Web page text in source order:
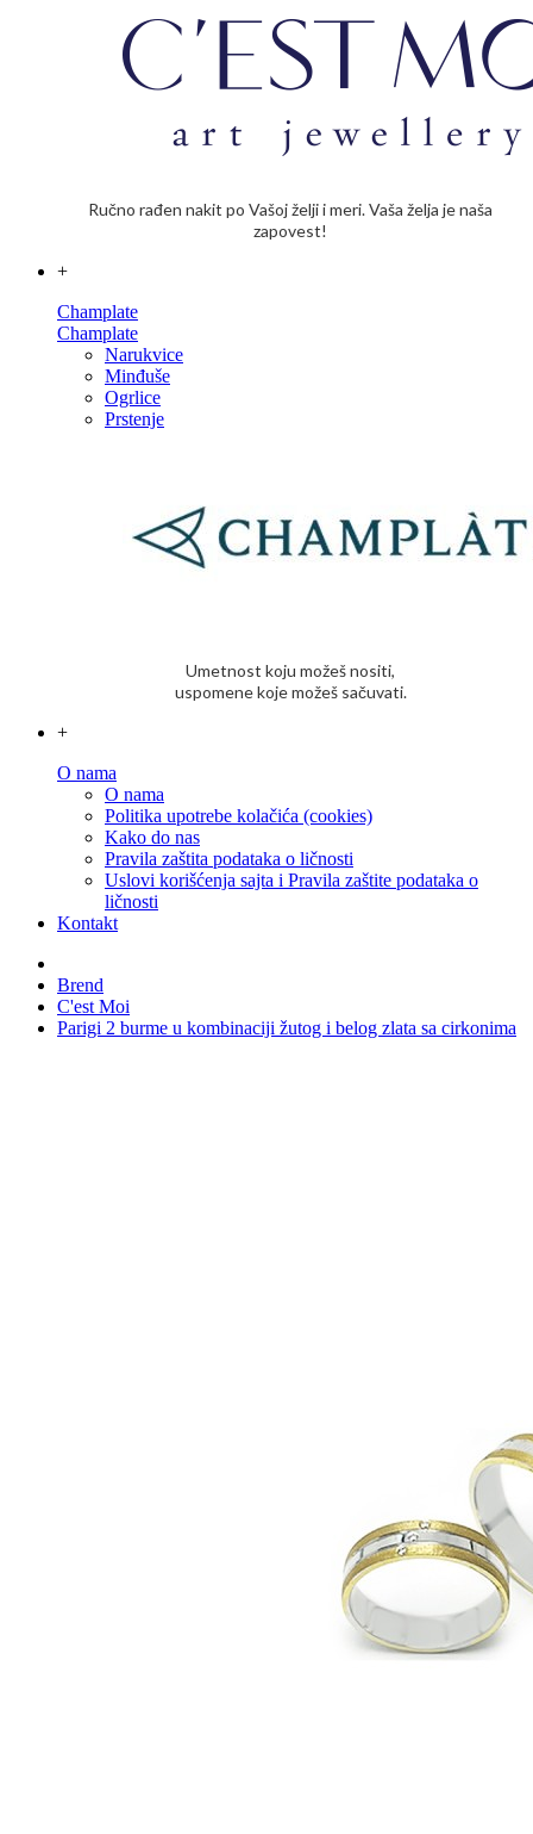
Ručno rađen nakit po Vašoj želji i meri. Vaša želja je naša
zapovest!
+
Champlate
Champlate
Narukvice
Minđuše
Ogrlice
Prstenje
Umetnost koju možeš nositi,
uspomene koje možeš sačuvati.
+
O nama
O nama
Politika upotrebe kolačića (cookies)
Kako do nas
Pravila zaštita podataka o ličnosti
Uslovi korišćenja sajta i Pravila zaštite podataka o
ličnosti
Kontakt
Brend
C'est Moi
Parigi 2 burme u kombinaciji žutog i belog zlata sa cirkonima